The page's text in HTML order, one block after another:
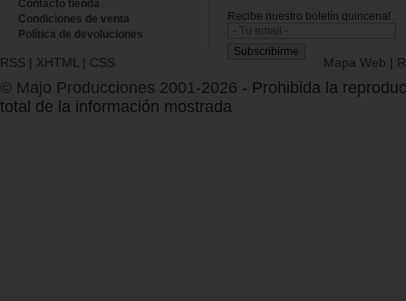
Contacto tienda
Condiciones de venta
Política de devoluciones
Recibe nuestro boletín quincenal.
RSS | XHTML | CSS Mapa Web |
© Majo Producciones 2001-2026 - Prohibida la
total de la información mostrada